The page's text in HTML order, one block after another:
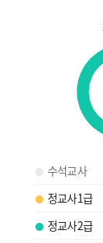
수석교사
정교사1급
정교사2급